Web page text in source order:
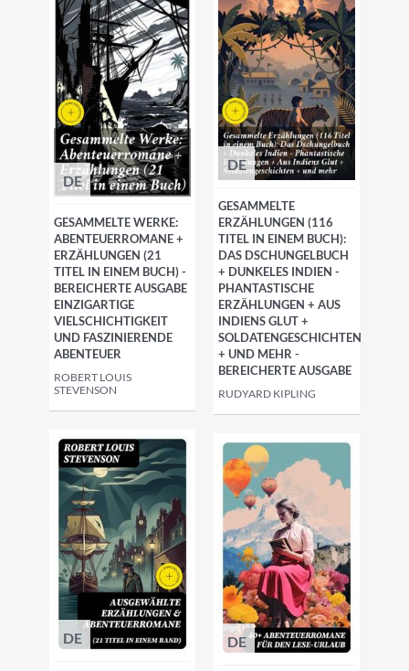
DE
GESAMMELTE
ERZÄHLUNGEN (116
TITEL IN EINEM BUCH):
DAS DSCHUNGELBUCH
+ DUNKELES INDIEN -
PHANTASTISCHE
ERZÄHLUNGEN + AUS
INDIENS GLUT +
SOLDATENGESCHICHTEN
+ UND MEHR -
BEREICHERTE AUSGABE
RUDYARD KIPLING
DE
GESAMMELTE WERKE:
ABENTEUERROMANE +
ERZÄHLUNGEN (21
TITEL IN EINEM BUCH) -
BEREICHERTE AUSGABE
EINZIGARTIGE
VIELSCHICHTIGKEIT
UND FASZINIERENDE
ABENTEUER
ROBERT LOUIS
STEVENSON
DE
DE